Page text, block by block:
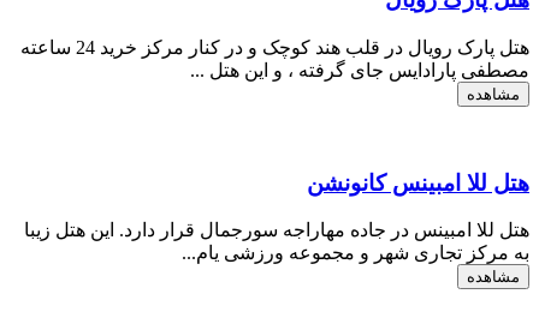
هتل پارک رویال در قلب هند کوچک و در کنار مرکز ​​خرید 24 ساعته
مصطفی پارادایس جای گرفته ، و این هتل ...
مشاهده
هتل للا امبینس کانونشن
هتل للا امبینس در جاده مهاراجه سورجمال قرار دارد. این هتل زیبا
به مرکز تجاری شهر و مجموعه ورزشی یام...
مشاهده